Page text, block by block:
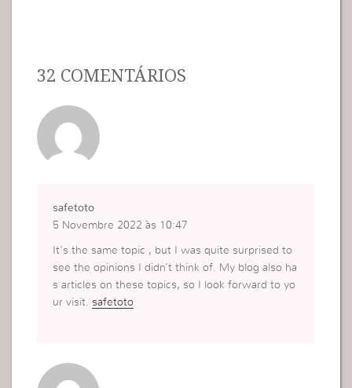
32 COMENTÁRIOS
safetoto
5 Novembre 2022 às 10:47
It’s the same topic , but I was quite surprised to
see the opinions I didn’t think of. My blog also ha
s articles on these topics, so I look forward to yo
ur visit. safetoto